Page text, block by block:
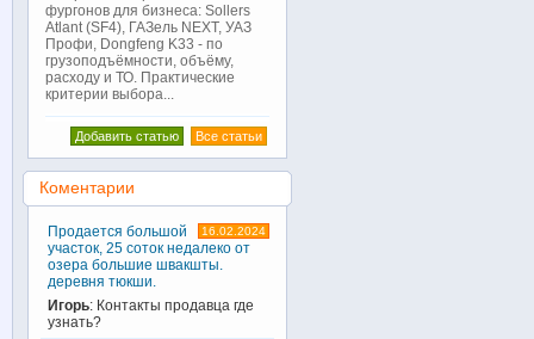
фургонов для бизнеса: Sollers
Atlant (SF4), ГАЗель NEXT, УАЗ
Профи, Dongfeng K33 - по
грузоподъёмности, объёму,
расходу и ТО. Практические
критерии выбора...
Все статьи
Добавить статью
Коментарии
16.02.2024
Продается большой
участок, 25 соток недалеко от
озера большие швакшты.
деревня тюкши.
Игорь: Контакты продавца где
узнать?